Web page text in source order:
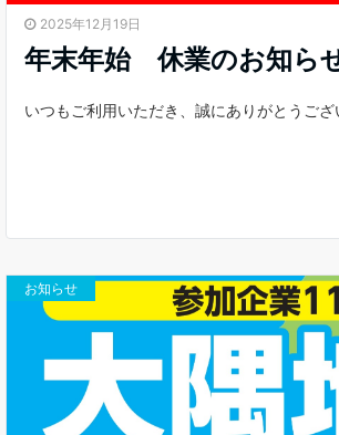
2025年12月19日
年末年始 休業のお知ら
いつもご利用いただき、誠にありがとうご
お知らせ